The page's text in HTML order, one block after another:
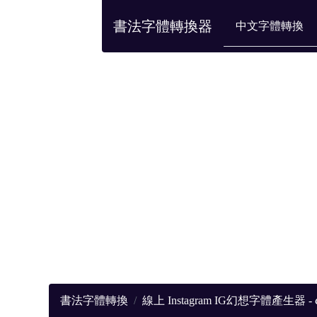
書法字體轉換器 中文字體轉換
書法字體轉換 線上 Instagram IG幻想字體產生器 -